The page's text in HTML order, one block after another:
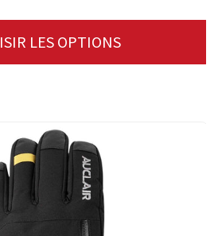
LES OPTIONS